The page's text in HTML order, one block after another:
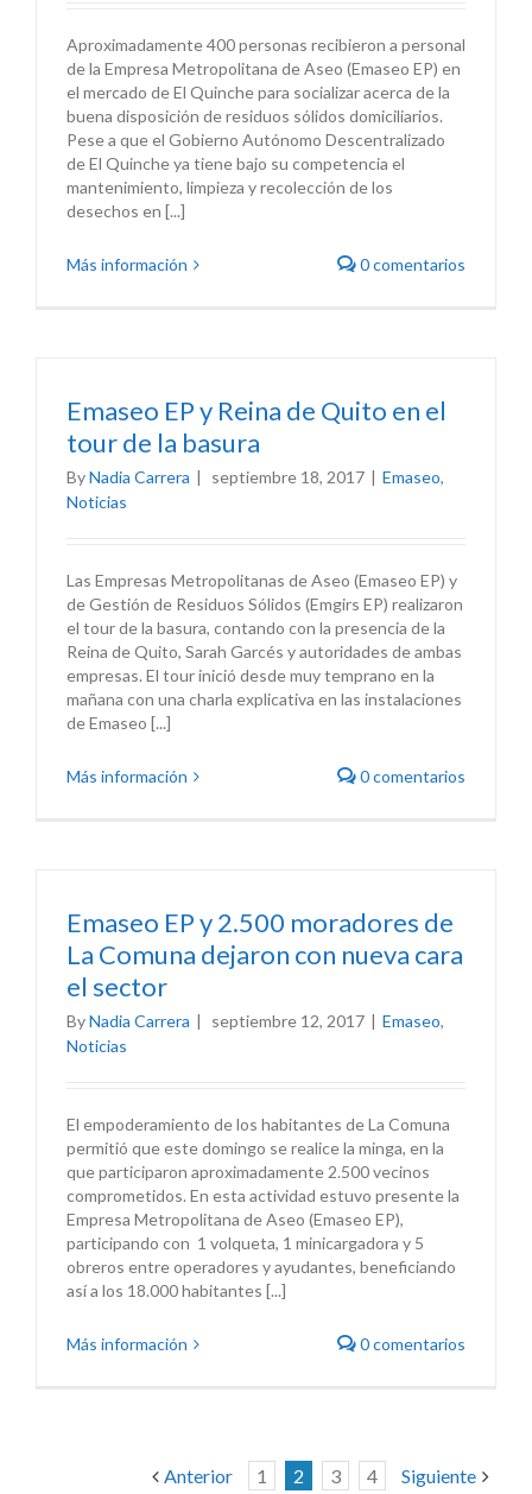
Aproximadamente 400 personas recibieron a personal
de la Empresa Metropolitana de Aseo (Emaseo EP) en
el mercado de El Quinche para socializar acerca de la
buena disposición de residuos sólidos domiciliarios.
Pese a que el Gobierno Autónomo Descentralizado
de El Quinche ya tiene bajo su competencia el
mantenimiento, limpieza y recolección de los
desechos en [...]
Más información 0 comentarios
Emaseo EP y Reina de Quito en el
tour de la basura
ByNadia Carrera | septiembre 18, 2017 | Emaseo,
Noticias
Las Empresas Metropolitanas de Aseo (Emaseo EP) y
de Gestión de Residuos Sólidos (Emgirs EP) realizaron
el tour de la basura, contando con la presencia de la
Reina de Quito, Sarah Garcés y autoridades de ambas
empresas. El tour inició desde muy temprano en la
mañana con una charla explicativa en las instalaciones
de Emaseo [...]
Más información 0 comentarios
Emaseo EP y 2.500 moradores de
La Comuna dejaron con nueva cara
el sector
ByNadia Carrera | septiembre 12, 2017 | Emaseo,
Noticias
El empoderamiento de los habitantes de La Comuna
permitió que este domingo se realice la minga, en la
que participaron aproximadamente 2.500 vecinos
comprometidos. En esta actividad estuvo presente la
Empresa Metropolitana de Aseo (Emaseo EP),
participando con 1 volqueta, 1 minicargadora y 5
obreros entre operadores y ayudantes, beneficiando
así a los 18.000 habitantes [...]
Más información 0 comentarios
Anterior 1 2 3 4 Siguiente